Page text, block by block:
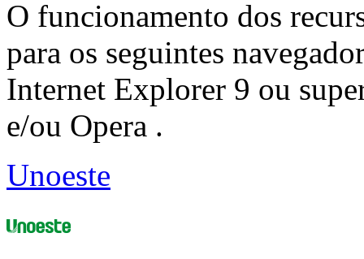
O funcionamento dos
para os seguintes
Internet Explorer 9 ou
e/ou Opera .
Unoeste